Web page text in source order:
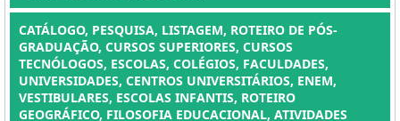
CATÁLOGO, PESQUISA, LISTAGEM, ROTEIRO DE PÓS-
GRADUAÇÃO, CURSOS SUPERIORES, CURSOS
TECNÓLOGOS, ESCOLAS, COLÉGIOS, FACULDADES,
UNIVERSIDADES, CENTROS UNIVERSITÁRIOS, ENEM,
VESTIBULARES, ESCOLAS INFANTIS, ROTEIRO
GEOGRÁFICO, FILOSOFIA EDUCACIONAL, ATIVIDADES